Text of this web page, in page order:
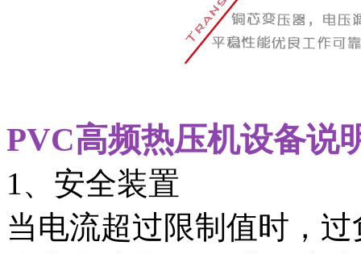
PVC高频热压机设备说
1、安全装置
当电流超过限制值时，